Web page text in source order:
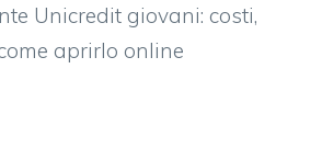
Unicredit giovani: costi,
aprirlo online